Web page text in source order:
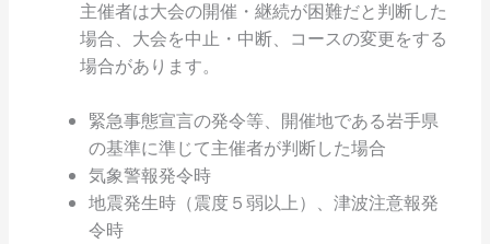
主催者は大会の開催・継続が困難だと判断した
場合、大会を中止・中断、コースの変更をする
場合があります。
緊急事態宣言の発令等、開催地である岩手県
の基準に準じて主催者が判断した場合
気象警報発令時
地震発生時（震度５弱以上）、津波注意報発
令時